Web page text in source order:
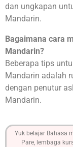
dan ungkapan
Mandarin.
Bagaimana cara
Mandarin?
Beberapa tips
Mandarin adalah
dengan penutur
Mandarin.
Yuk belajar Bahasa
Pare, lembaga